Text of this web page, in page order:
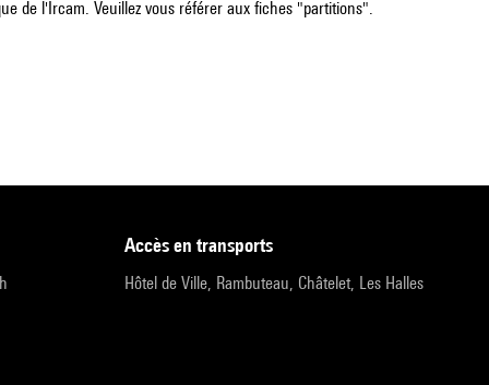
de l'Ircam. Veuillez vous référer aux fiches "partitions".
accès en transports
Hôtel de Ville, Rambuteau, Châtelet, Les Halles